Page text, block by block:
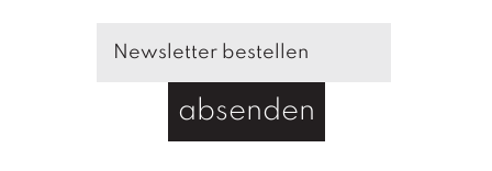
absenden